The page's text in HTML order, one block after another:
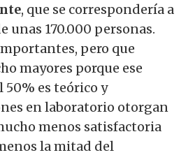
, que se correspondería a
unas 170.000 personas.
pero que
mayores porque ese
es teórico y
en laboratorio otorgan
menos satisfactoria
la mitad del